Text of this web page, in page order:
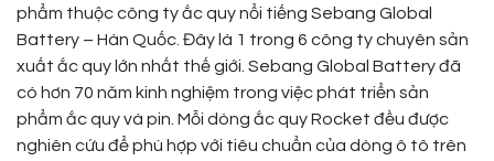
phẩm thuộc công ty ắc quy nổi tiếng Sebang Global
Battery – Hàn Quốc. Đây là 1 trong 6 công ty chuyên sản
xuất ắc quy lớn nhất thế giới. Sebang Global Battery đã
có hơn 70 năm kinh nghiệm trong việc phát triển sản
phẩm ắc quy và pin. Mỗi dòng ắc quy Rocket đều được
nghiên cứu để phù hợp với tiêu chuẩn của dòng ô tô trên